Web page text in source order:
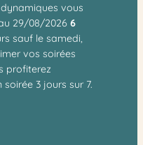
vous
29/08/20266
sauf le samedi,
vos soirées
profiterez
3 jours sur 7.